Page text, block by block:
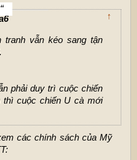
↑
tranh vẫn kéo sang tận
phải duy trì cuộc chiến
thì cuộc chiến U cà mới
các chính sách của Mỹ